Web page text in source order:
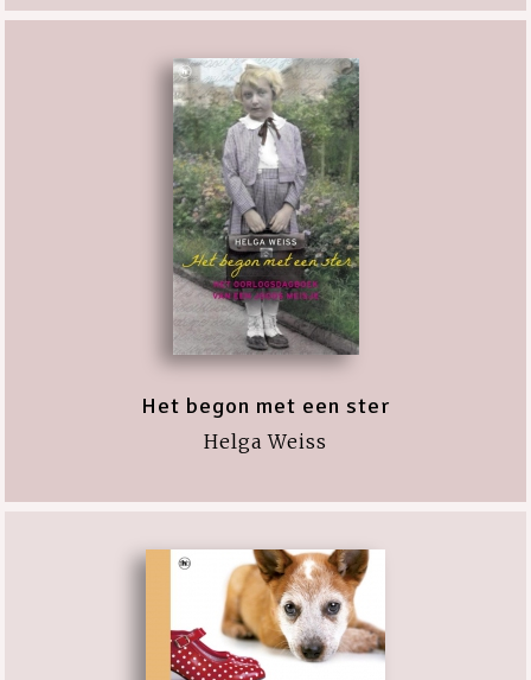
Het begon met een ster
Helga Weiss